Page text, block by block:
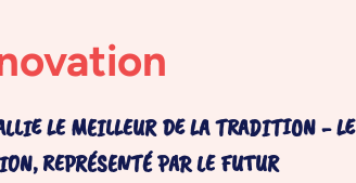
LE MEILLEUR DE LA TRADITION - LE
REPRÉSENTÉ PAR LE FUTUR